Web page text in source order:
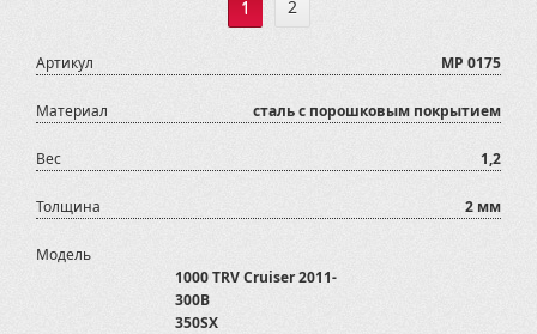
1 2
Артикул MP 0175
Материал сталь с порошковым покрытием
Вес 1,2
Толщина 2 мм
Модель
1000 TRV Cruiser 2011-
300B
350SX